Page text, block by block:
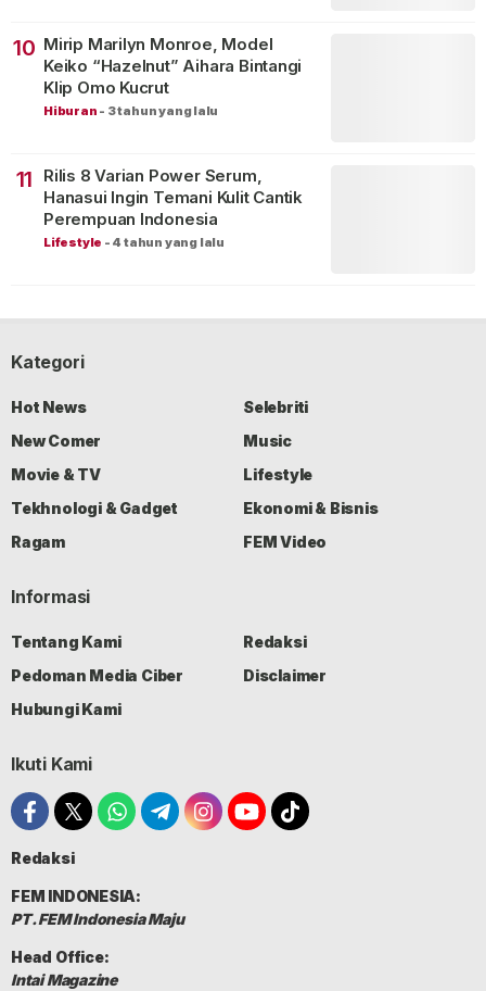
10 Mirip Marilyn Monroe, Model
Keiko “Hazelnut” Aihara Bintangi
Klip Omo Kucrut
Hiburan - 3 tahun yang lalu
11
Rilis 8 Varian Power Serum,
Hanasui Ingin Temani Kulit Cantik
Perempuan Indonesia
Lifestyle - 4 tahun yang lalu
Kategori
Hot News
Selebriti
New Comer
Music
Movie & TV
Lifestyle
Tekhnologi & Gadget
Ekonomi & Bisnis
Ragam
FEM Video
Informasi
Tentang Kami
Redaksi
Pedoman Media Ciber
Disclaimer
Hubungi Kami
Ikuti Kami
Redaksi
FEM INDONESIA:
PT. FEM Indonesia Maju
Head Office:
Intai Magazine